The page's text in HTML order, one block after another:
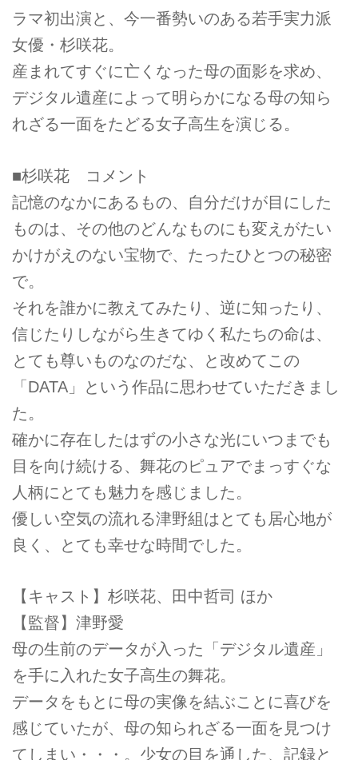
ラマ初出演と、今一番勢いのある若手実力派
女優・杉咲花。
産まれてすぐに亡くなった母の面影を求め、
デジタル遺産によって明らかになる母の知ら
れざる一面をたどる女子高生を演じる。
■杉咲花 コメント
記憶のなかにあるもの、自分だけが目にした
ものは、その他のどんなものにも変えがたい
かけがえのない宝物で、たったひとつの秘密
で。
それを誰かに教えてみたり、逆に知ったり、
信じたりしながら生きてゆく私たちの命は、
とても尊いものなのだな、と改めてこの
「DATA」という作品に思わせていただきまし
た。
確かに存在したはずの小さな光にいつまでも
目を向け続ける、舞花のピュアでまっすぐな
人柄にとても魅力を感じました。
優しい空気の流れる津野組はとても居心地が
良く、とても幸せな時間でした。
【キャスト】杉咲花、田中哲司 ほか
【監督】津野愛
母の生前のデータが入った「デジタル遺産」
を手に入れた女子高生の舞花。
データをもとに母の実像を結ぶことに喜びを
感じていたが、母の知られざる一面を見つけ
てしまい・・・。少女の目を通した、記録と